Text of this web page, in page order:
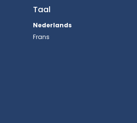
Taal
Nederlands
Frans